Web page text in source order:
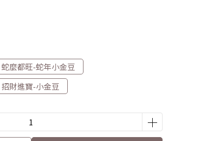
蛇麼都旺-蛇年小金豆
招財進寶-小金豆